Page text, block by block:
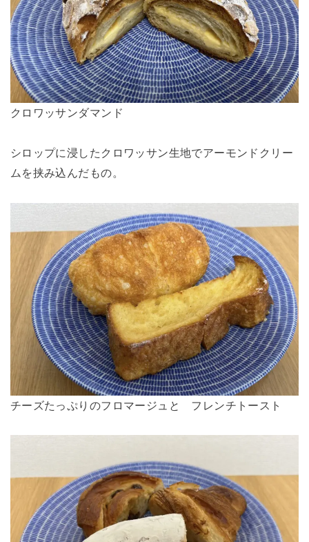
クロワッサンダマンド
シロップに浸したクロワッサン生地でアーモンドクリー
ムを挟み込んだもの。
チーズたっぷりのフロマージュと フレンチトースト